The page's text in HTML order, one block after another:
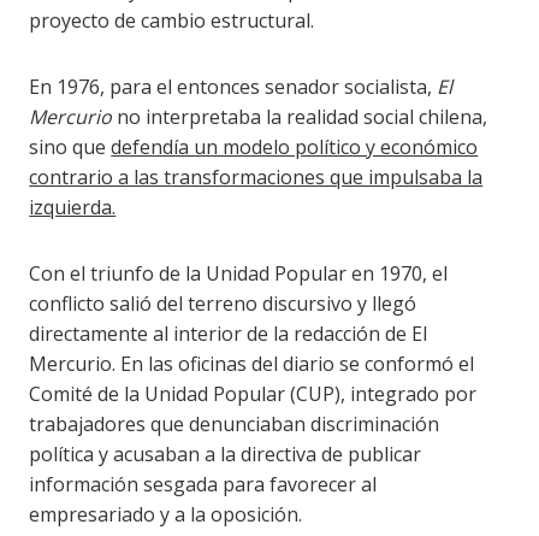
proyecto de cambio estructural.
En 1976, para el entonces senador socialista, El
Mercurio no interpretaba la realidad social chilena,
sino quedefendía un modelo político y económico
contrario a las transformaciones que impulsaba la
izquierda.
Con el triunfo de la Unidad Popular en 1970, el
conflicto salió del terreno discursivo y llegó
directamente al interior de la redacción de El
Mercurio. En las oficinas del diario se conformó el
Comité de la Unidad Popular (CUP), integrado por
trabajadores que denunciaban discriminación
política y acusaban a la directiva de publicar
información sesgada para favorecer al
empresariado y a la oposición.